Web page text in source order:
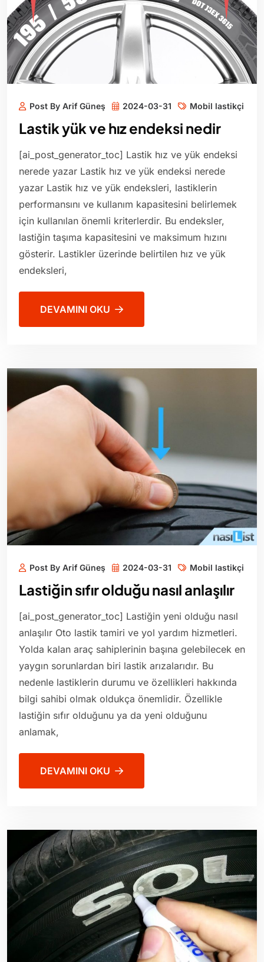
Post By Arif Güneş 2024-03-31 Mobil lastikçi
Lastik yük ve hız endeksi nedir
[ai_post_generator_toc] Lastik hız ve yük endeksi
nerede yazar Lastik hız ve yük endeksi nerede
yazar Lastik hız ve yük endeksleri, lastiklerin
performansını ve kullanım kapasitesini belirlemek
için kullanılan önemli kriterlerdir. Bu endeksler,
lastiğin taşıma kapasitesini ve maksimum hızını
gösterir. Lastikler üzerinde belirtilen hız ve yük
endeksleri,
DEVAMINI OKU
Post By Arif Güneş 2024-03-31 Mobil lastikçi
Lastiğin sıfır olduğu nasıl anlaşılır
[ai_post_generator_toc] Lastiğin yeni olduğu nasıl
anlaşılır Oto lastik tamiri ve yol yardım hizmetleri.
Yolda kalan araç sahiplerinin başına gelebilecek en
yaygın sorunlardan biri lastik arızalarıdır. Bu
nedenle lastiklerin durumu ve özellikleri hakkında
bilgi sahibi olmak oldukça önemlidir. Özellikle
lastiğin sıfır olduğunu ya da yeni olduğunu
anlamak,
DEVAMINI OKU